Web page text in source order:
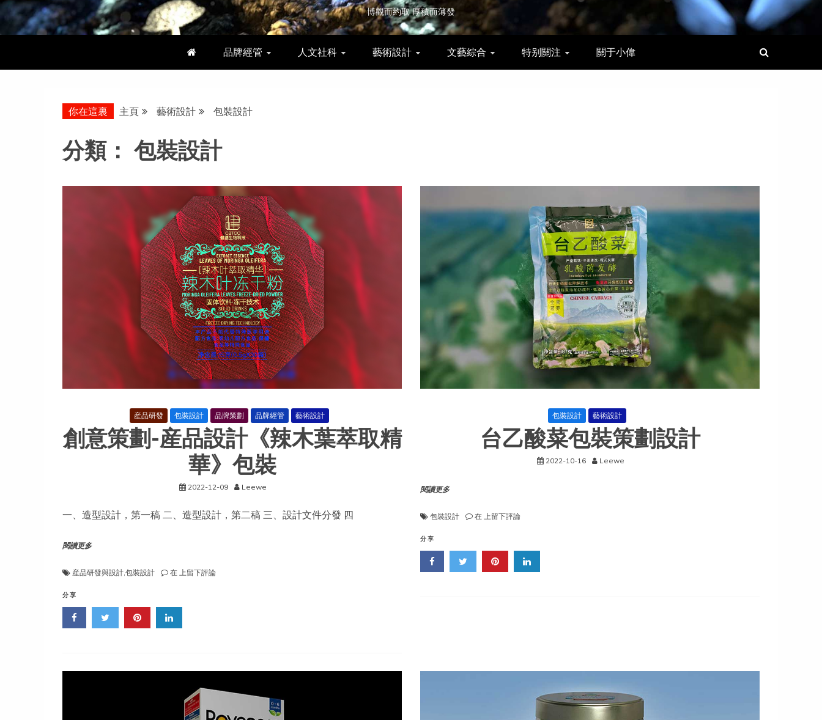
博觀而約取 厚積而薄發
品牌經管 人文社科 藝術設計 文藝綜合 特别關注 關于小偉
你在這裏 主頁 藝術設計 包裝設計
分類： 包裝設計
産品研發 包裝設計 品牌策劃 品牌經管 藝術設計
創意策劃-産品設計《辣木葉萃取精
華》包裝
2022-12-09 Leewe
一、造型設計，第一稿 二、造型設計，第二稿 三、設計文件分發 四
閱讀更多
産品研發與設計 包裝設計 在 創
品
木
取
精
上留下評論
分享
包裝設計 藝術設計
台乙酸菜包裝策劃設計
2022-10-16 Leewe
閱讀更多
包裝設計 在 台
裝
上留下評論
分享